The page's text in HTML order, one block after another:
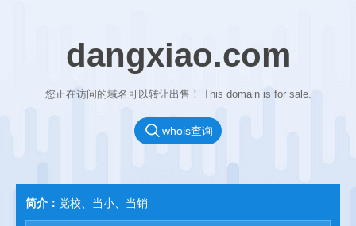
dangxiao.com
您正在访问的域名可以转让出售！ This domain is for sale.
whois查询
简介： 党校、当小、当销